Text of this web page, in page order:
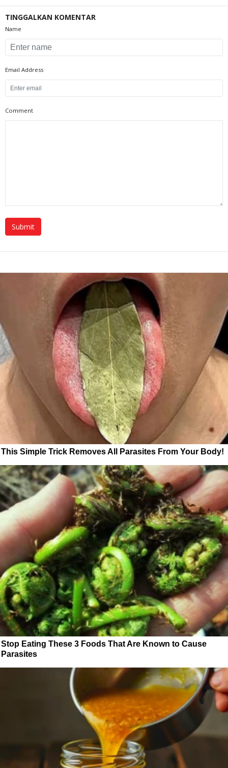
TINGGALKAN KOMENTAR
Name
Email Address
Comment
This Simple Trick Removes All Parasites From Your Body!
Stop Eating These 3 Foods That Are Known to Cause
Parasites